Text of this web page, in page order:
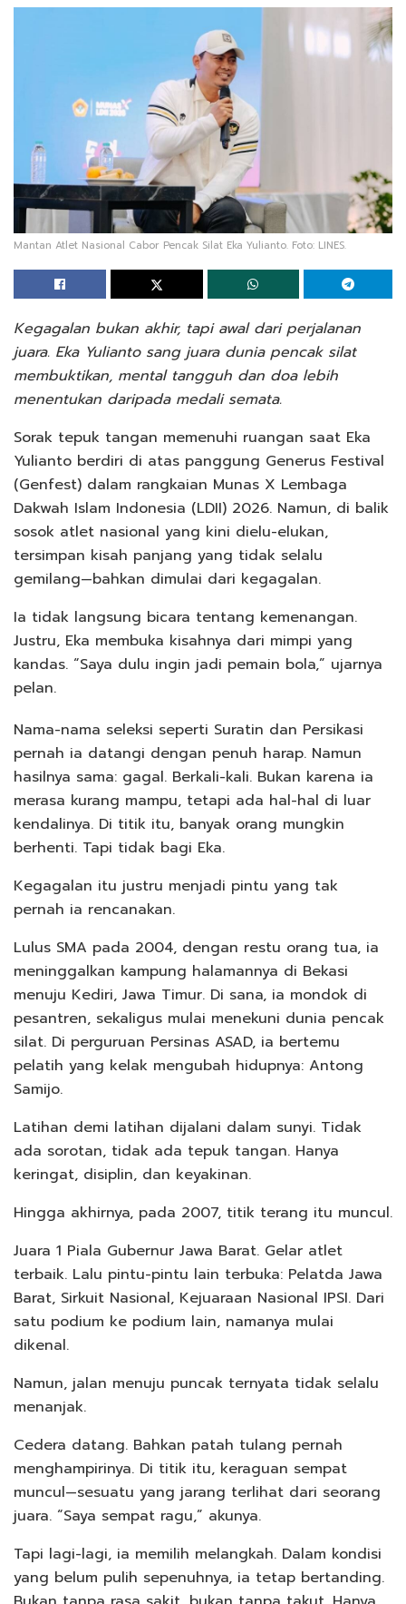
Mantan Atlet Nasional Cabor Pencak Silat Eka Yulianto. Foto: LINES.
Kegagalan bukan akhir, tapi awal dari perjalanan
juara. Eka Yulianto sang juara dunia pencak silat
membuktikan, mental tangguh dan doa lebih
menentukan daripada medali semata.
Sorak tepuk tangan memenuhi ruangan saat Eka
Yulianto berdiri di atas panggung Generus Festival
(Genfest) dalam rangkaian Munas X Lembaga
Dakwah Islam Indonesia (LDII) 2026. Namun, di balik
sosok atlet nasional yang kini dielu-elukan,
tersimpan kisah panjang yang tidak selalu
gemilang—bahkan dimulai dari kegagalan.
Ia tidak langsung bicara tentang kemenangan.
Justru, Eka membuka kisahnya dari mimpi yang
kandas. “Saya dulu ingin jadi pemain bola,” ujarnya
pelan.
Nama-nama seleksi seperti Suratin dan Persikasi
pernah ia datangi dengan penuh harap. Namun
hasilnya sama: gagal. Berkali-kali. Bukan karena ia
merasa kurang mampu, tetapi ada hal-hal di luar
kendalinya. Di titik itu, banyak orang mungkin
berhenti. Tapi tidak bagi Eka.
Kegagalan itu justru menjadi pintu yang tak
pernah ia rencanakan.
Lulus SMA pada 2004, dengan restu orang tua, ia
meninggalkan kampung halamannya di Bekasi
menuju Kediri, Jawa Timur. Di sana, ia mondok di
pesantren, sekaligus mulai menekuni dunia pencak
silat. Di perguruan Persinas ASAD, ia bertemu
pelatih yang kelak mengubah hidupnya: Antong
Samijo.
Latihan demi latihan dijalani dalam sunyi. Tidak
ada sorotan, tidak ada tepuk tangan. Hanya
keringat, disiplin, dan keyakinan.
Hingga akhirnya, pada 2007, titik terang itu muncul.
Juara 1 Piala Gubernur Jawa Barat. Gelar atlet
terbaik. Lalu pintu-pintu lain terbuka: Pelatda Jawa
Barat, Sirkuit Nasional, Kejuaraan Nasional IPSI. Dari
satu podium ke podium lain, namanya mulai
dikenal.
Namun, jalan menuju puncak ternyata tidak selalu
menanjak.
Cedera datang. Bahkan patah tulang pernah
menghampirinya. Di titik itu, keraguan sempat
muncul—sesuatu yang jarang terlihat dari seorang
juara. “Saya sempat ragu,” akunya.
Tapi lagi-lagi, ia memilih melangkah. Dalam kondisi
yang belum pulih sepenuhnya, ia tetap bertanding.